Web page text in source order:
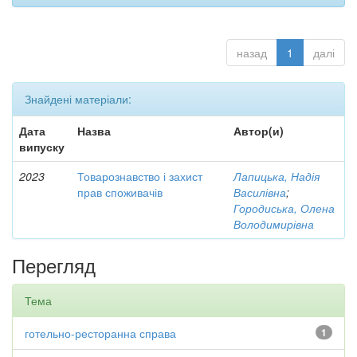
назад 1 далі
Знайдені матеріали:
Дата
випуску
Назва Автор(и)
2023
Товарознавство і захист
прав споживачів
Лапицька, Надія
Василівна;
Городиська, Олена
Володимирівна
Перегляд
Тема
1
готельно-ресторанна справа